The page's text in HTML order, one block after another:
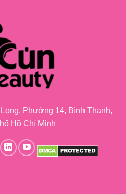
Phường 14, Bình Thạnh,
Hồ Chí Minh